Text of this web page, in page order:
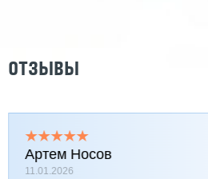
ОТЗЫВЫ
Артем Носов
11.01.2026